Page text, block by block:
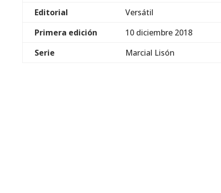
Editorial
Versátil
Primera edición
10 diciembre 2018
Serie
Marcial Lisón